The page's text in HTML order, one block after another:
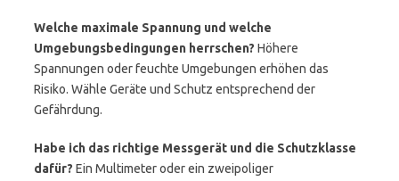
Welche maximale Spannung und welche
Umgebungsbedingungen herrschen? Höhere
Spannungen oder feuchte Umgebungen erhöhen das
Risiko. Wähle Geräte und Schutz entsprechend der
Gefährdung.
Habe ich das richtige Messgerät und die Schutzklasse
dafür? Ein Multimeter oder ein zweipoliger